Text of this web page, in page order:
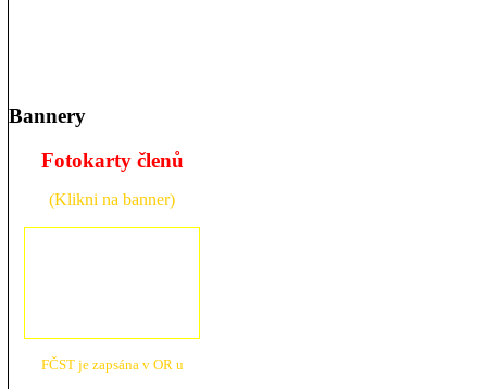
Bannery
Fotokarty členů
(Klikni na banner)
FČST je zapsána v OR u